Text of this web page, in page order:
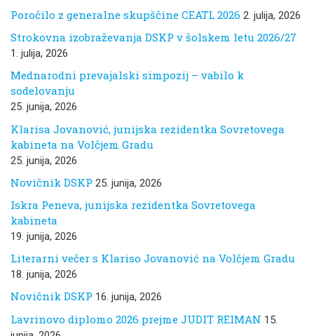
Poročilo z generalne skupščine CEATL 2026 2. julija, 2026
Strokovna izobraževanja DSKP v šolskem letu 2026/27
1. julija, 2026
Mednarodni prevajalski simpozij – vabilo k
sodelovanju
25. junija, 2026
Klarisa Jovanović, junijska rezidentka Sovretovega
kabineta na Volčjem Gradu
25. junija, 2026
Novičnik DSKP 25. junija, 2026
Iskra Peneva, junijska rezidentka Sovretovega
kabineta
19. junija, 2026
Literarni večer s Klariso Jovanović na Volčjem Gradu
18. junija, 2026
Novičnik DSKP 16. junija, 2026
Lavrinovo diplomo 2026 prejme JUDIT REIMAN 15.